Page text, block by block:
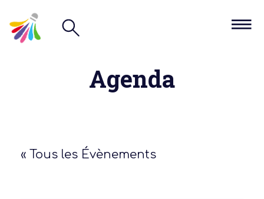
Agenda
« Tous les Évènements